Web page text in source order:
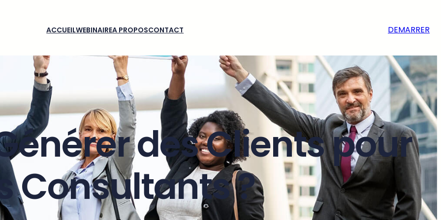
ACCUEILWEBINAIREA PROPOSCONTACT DEMARRER
des Clients pour
Consultants ?